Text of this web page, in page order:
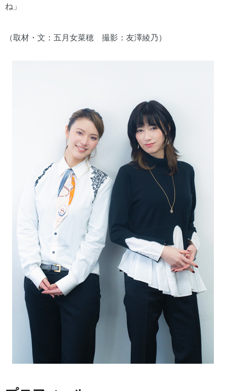
ね」
（取材・文：五月女菜穂 撮影：友澤綾乃）